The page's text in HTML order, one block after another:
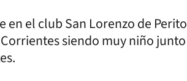
el club San Lorenzo de Perito
siendo muy niño junto